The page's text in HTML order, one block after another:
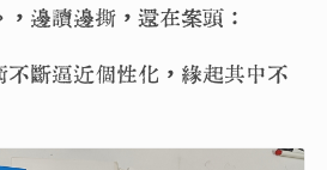
邊讀邊撕，還在案頭：
斷逼近個性化，緣起其中不